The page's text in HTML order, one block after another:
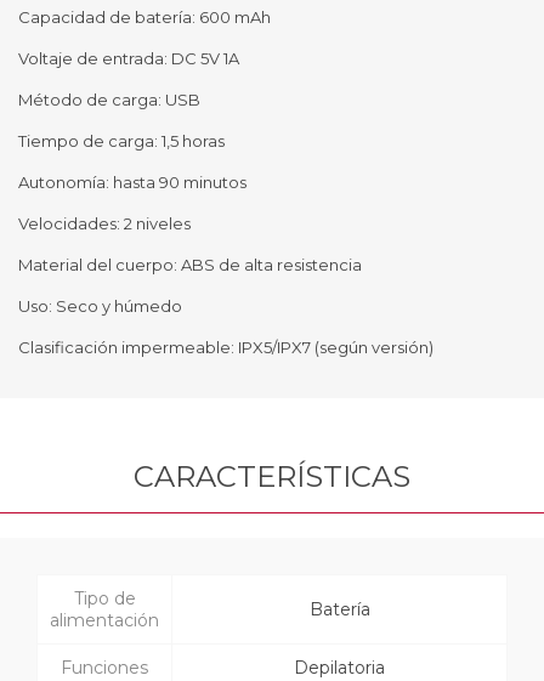
Capacidad de batería: 600 mAh
Voltaje de entrada: DC 5V 1A
Método de carga: USB
Tiempo de carga: 1,5 horas
Autonomía: hasta 90 minutos
Velocidades: 2 niveles
Material del cuerpo: ABS de alta resistencia
Uso: Seco y húmedo
Clasificación impermeable: IPX5/IPX7 (según versión)
CARACTERÍSTICAS
Tipo de
alimentación
Batería
Funciones Depilatoria